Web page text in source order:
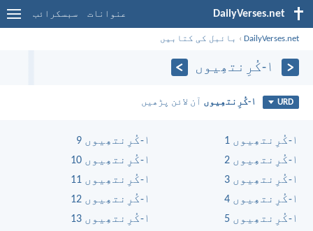
DailyVerses.net عنوانات سبسکرائب
DailyVerses.net
› بائبل کی کتابیں
۱-کُرِنتھِیوں
URD ۱-کُرِنتھِیوں آن لائن پڑھیں
۱-کُرِنتھِیوں 1
۱-کُرِنتھِیوں 2
۱-کُرِنتھِیوں 3
۱-کُرِنتھِیوں 4
۱-کُرِنتھِیوں 5
۱-کُرِنتھِیوں 9
۱-کُرِنتھِیوں 10
۱-کُرِنتھِیوں 11
۱-کُرِنتھِیوں 12
۱-کُرِنتھِیوں 13